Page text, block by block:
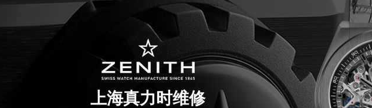
上海真力时维修